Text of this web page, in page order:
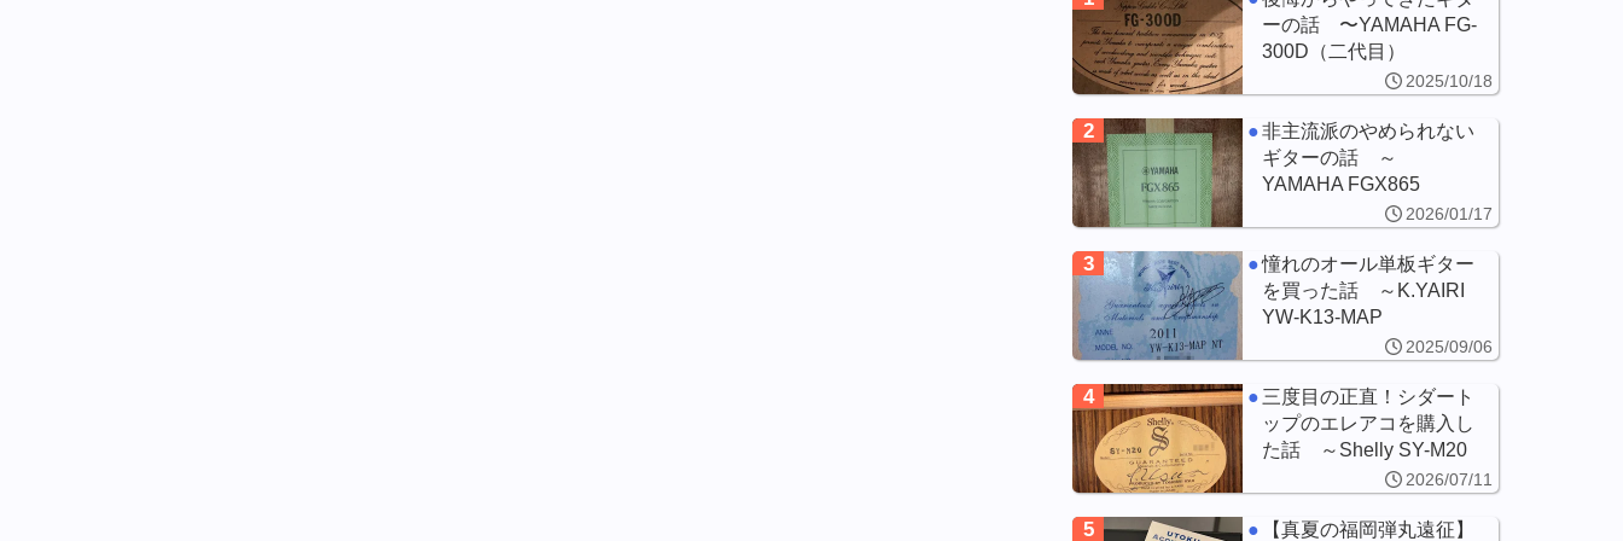
ーの話 〜YAMAHA FG-
300D（二代目）
2025/10/18
2
非主流派のやめられない
ギターの話 ～
YAMAHA FGX865
2026/01/17
3
憧れのオール単板ギター
を買った話 ～K.YAIRI
YW-K13-MAP
2025/09/06
4
三度目の正直！シダート
ップのエレアコを購入し
た話 ～Shelly SY-M20
2026/07/11
5 【真夏の福岡弾丸遠征】